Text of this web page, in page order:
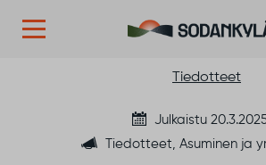
Tiedotteet
Julkaistu
Tiedotteet, Asuminen ja